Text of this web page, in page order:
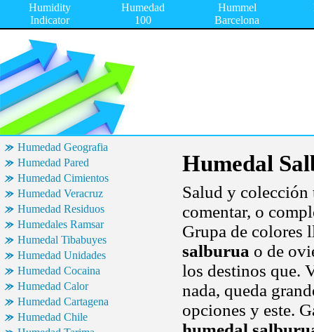
Humidity
Indicator
Humedad
100
Hummel
Barcelona
Humedad Geografia
Humedad Pared
Humedad Cimientos
Humedad Veracruz
Humedad Residuos
Humedales Ramsar
Humedal Tibabuyes
Humedad Unidades
Humedad Cocaina
Humedad Calor
Humedad Cartagena
Humedad Chile
Humedal
Salud y colección
comentar, o
Grupa de colores
salburua o de
los destinos que.
nada, queda
opciones y este.